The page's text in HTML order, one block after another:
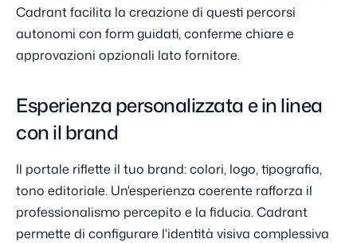
Cadrant facilita la creazione di questi percorsi
autonomi con form guidati, conferme chiare e
approvazioni opzionali lato fornitore.
Esperienza personalizzata e in linea
con il brand
Il portale riflette il tuo brand: colori, logo, tipografia,
tono editoriale. Un'esperienza coerente rafforza il
professionalismo percepito e la fiducia. Cadrant
permette di configurare l'identità visiva complessiva